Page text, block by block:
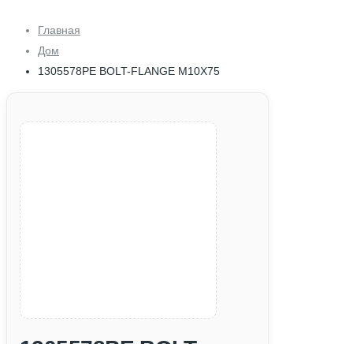
Главная
Дом
1305578PE BOLT-FLANGE M10X75